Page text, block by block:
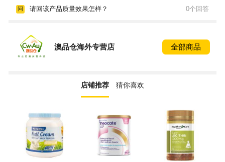
问 请回该产品质量效果怎样？ 0个回答
澳品仓海外专营店 全部商品
店铺推荐 猜你喜欢